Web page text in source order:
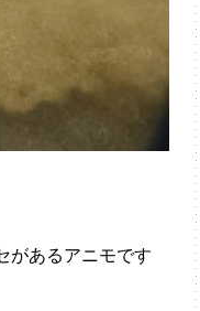
があるアニモです